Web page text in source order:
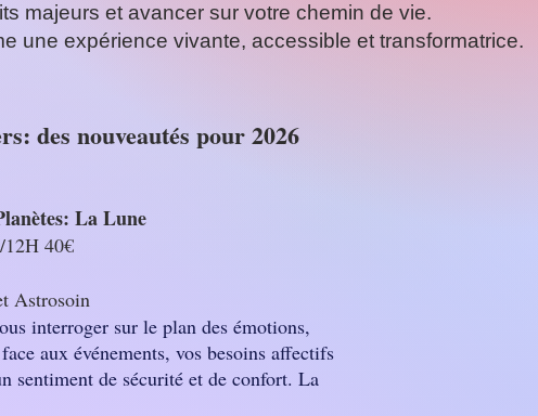
majeurs et avancer sur votre chemin de vie.
une expérience vivante, accessible et transformatrice.
des nouveautés pour 2026
La Lune
40€
Astrosoin
interroger sur le plan des émotions,
aux événements, vos besoins affectifs
sentiment de sécurité et de confort. La